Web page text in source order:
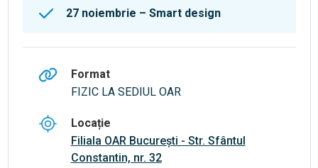
27 noiembrie – Smart design
Format
FIZIC LA SEDIUL OAR
Locație
Filiala OAR București - Str. Sfântul
Constantin, nr. 32